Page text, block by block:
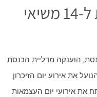
הוענקה מדליית הכנסת ל-14 משיאי
הוענקה מדליית הכנסת
את אירוע יום הזיכרון
את אירועי יום העצמאות